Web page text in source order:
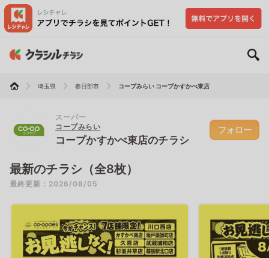
埼玉県 春日部市 コープみらい コープかすかべ東店
スーパー
コープみらい
コープかすかべ東店のチラシ
フォロー
最新のチラシ（全8枚）
最終更新：2026/08/05